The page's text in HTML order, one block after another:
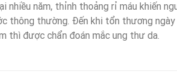
năm, thỉnh thoảng rỉ máu khiến
thông thường. Đến khi tổn thương ngày
thì được chẩn đoán mắc ung thư da.